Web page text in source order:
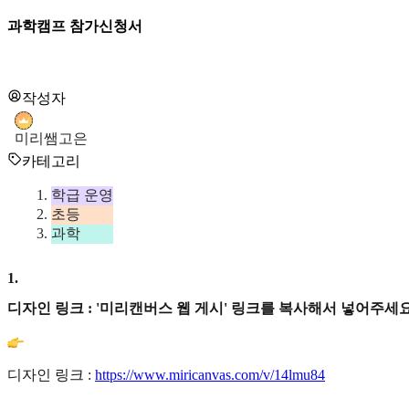
과학캠프 참가신청서
작성자
미리쌤고은
카테고리
학급 운영
초등
과학
1.
디자인 링크 : '미리캔버스 웹 게시' 링크를 복사해서 넣어주세
디자인 링크 : https://www.miricanvas.com/v/14lmu84